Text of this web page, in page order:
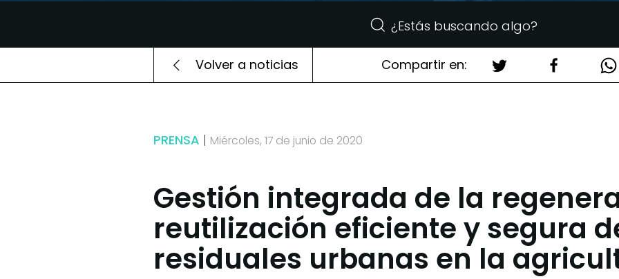
Volver a noticias Compartir en:
PRENSA Miércoles, 17 de junio de 2020
Gestión integrada de la
reutilización eficiente y segura
residuales urbanas en la